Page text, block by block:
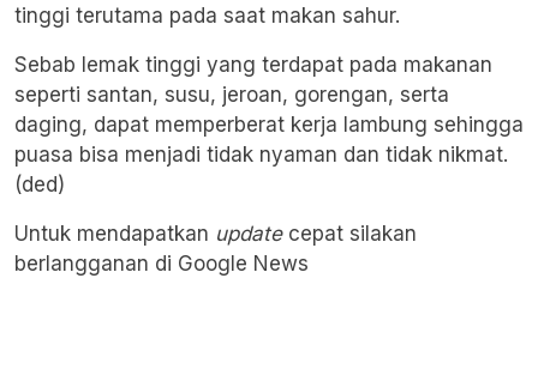
tinggi terutama pada saat makan sahur.
Sebab lemak tinggi yang terdapat pada makanan
seperti santan, susu, jeroan, gorengan, serta
daging, dapat memperberat kerja lambung sehingga
puasa bisa menjadi tidak nyaman dan tidak nikmat.
(ded)
Untuk mendapatkan updatecepat silakan
berlangganan di Google News